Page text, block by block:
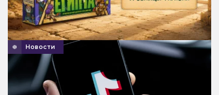
Новости